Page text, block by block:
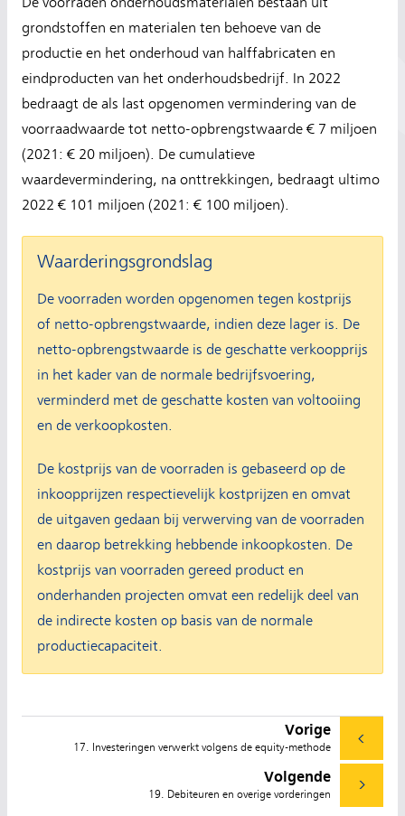
grondstoffen en materialen ten behoeve van de
productie en het onderhoud van halffabricaten en
eindproducten van het onderhoudsbedrijf. In 2022
bedraagt de als last opgenomen vermindering van de
voorraadwaarde tot netto-opbrengstwaarde € 7 miljoen
(2021: € 20 miljoen). De cumulatieve
waardevermindering, na onttrekkingen, bedraagt ultimo
2022 € 101 miljoen (2021: € 100 miljoen).
Waarderingsgrondslag
De voorraden worden opgenomen tegen kostprijs
of netto-opbrengstwaarde, indien deze lager is. De
netto-opbrengstwaarde is de geschatte verkoopprijs
in het kader van de normale bedrijfsvoering,
verminderd met de geschatte kosten van voltooiing
en de verkoopkosten.
De kostprijs van de voorraden is gebaseerd op de
inkoopprijzen respectievelijk kostprijzen en omvat
de uitgaven gedaan bij verwerving van de voorraden
en daarop betrekking hebbende inkoopkosten. De
kostprijs van voorraden gereed product en
onderhanden projecten omvat een redelijk deel van
de indirecte kosten op basis van de normale
productiecapaciteit.
Vorige
17. Investeringen verwerkt volgens de equity-methode
Volgende
19. Debiteuren en overige vorderingen